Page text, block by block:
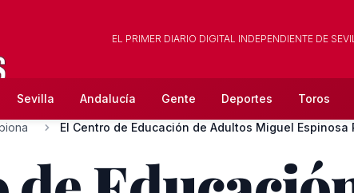
EL PRIMER DIARIO DIGITAL INDEPENDIENTE DE
Sevilla Andalucía Gente Deportes Toros